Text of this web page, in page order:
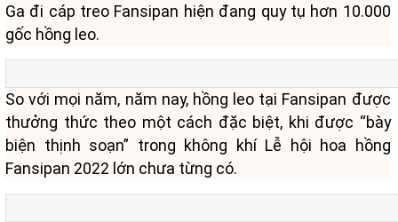
Ga đi cáp treo Fansipan hiện đang quy tụ hơn 10.000
gốc hồng leo.
So với mọi năm, năm nay, hồng leo tại Fansipan được
thưởng thức theo một cách đặc biệt, khi được “bày
biện thịnh soạn” trong không khí Lễ hội hoa hồng
Fansipan 2022 lớn chưa từng có.